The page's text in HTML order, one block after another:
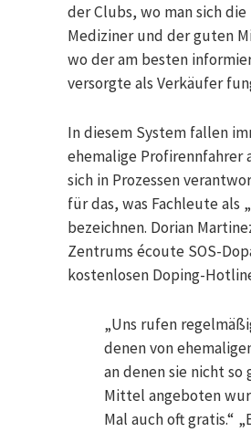
der Clubs, wo man sich
Mediziner und der guten
wo der am besten
versorgte als Verkäufer
In diesem System fallen
ehemalige Profirennfahrer
sich in Prozessen
für das, was Fachleute
bezeichnen. Dorian
Zentrums écoute SOS-
kostenlosen Doping-
„Uns rufen
denen von
an denen sie nicht
Mittel angeboten
Mal auch oft gratis.“